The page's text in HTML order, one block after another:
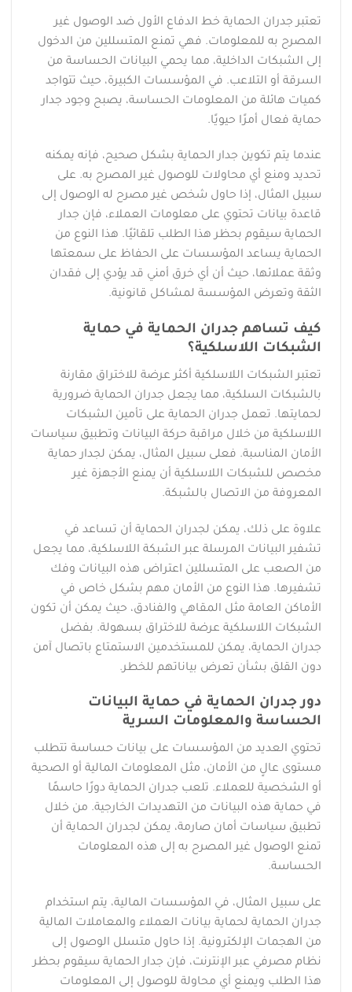
تعتبر جدران الحماية خط الدفاع الأول ضد الوصول غير
المصرح به للمعلومات. فهي تمنع المتسللين من الدخول
إلى الشبكات الداخلية، مما يحمي البيانات الحساسة من
السرقة أو التلاعب. في المؤسسات الكبيرة، حيث تتواجد
كميات هائلة من المعلومات الحساسة، يصبح وجود جدار
حماية فعال أمرًا حيويًا.
عندما يتم تكوين جدار الحماية بشكل صحيح، فإنه يمكنه
تحديد ومنع أي محاولات للوصول غير المصرح به. على
سبيل المثال، إذا حاول شخص غير مصرح له الوصول إلى
قاعدة بيانات تحتوي على معلومات العملاء، فإن جدار
الحماية سيقوم بحظر هذا الطلب تلقائيًا. هذا النوع من
الحماية يساعد المؤسسات على الحفاظ على سمعتها
وثقة عملائها، حيث أن أي خرق أمني قد يؤدي إلى فقدان
الثقة وتعرض المؤسسة لمشاكل قانونية.
كيف تساهم جدران الحماية في حماية
الشبكات اللاسلكية؟
تعتبر الشبكات اللاسلكية أكثر عرضة للاختراق مقارنة
بالشبكات السلكية، مما يجعل جدران الحماية ضرورية
لحمايتها. تعمل جدران الحماية على تأمين الشبكات
اللاسلكية من خلال مراقبة حركة البيانات وتطبيق سياسات
الأمان المناسبة. فعلى سبيل المثال، يمكن لجدار حماية
مخصص للشبكات اللاسلكية أن يمنع الأجهزة غير
المعروفة من الاتصال بالشبكة.
علاوة على ذلك، يمكن لجدران الحماية أن تساعد في
تشفير البيانات المرسلة عبر الشبكة اللاسلكية، مما يجعل
من الصعب على المتسللين اعتراض هذه البيانات وفك
تشفيرها. هذا النوع من الأمان مهم بشكل خاص في
الأماكن العامة مثل المقاهي والفنادق، حيث يمكن أن تكون
الشبكات اللاسلكية عرضة للاختراق بسهولة. بفضل
جدران الحماية، يمكن للمستخدمين الاستمتاع باتصال آمن
دون القلق بشأن تعرض بياناتهم للخطر.
دور جدران الحماية في حماية البيانات
الحساسة والمعلومات السرية
تحتوي العديد من المؤسسات على بيانات حساسة تتطلب
مستوى عالٍ من الأمان، مثل المعلومات المالية أو الصحية
أو الشخصية للعملاء. تلعب جدران الحماية دورًا حاسمًا
في حماية هذه البيانات من التهديدات الخارجية. من خلال
تطبيق سياسات أمان صارمة، يمكن لجدران الحماية أن
تمنع الوصول غير المصرح به إلى هذه المعلومات
الحساسة.
على سبيل المثال، في المؤسسات المالية، يتم استخدام
جدران الحماية لحماية بيانات العملاء والمعاملات المالية
من الهجمات الإلكترونية. إذا حاول متسلل الوصول إلى
نظام مصرفي عبر الإنترنت، فإن جدار الحماية سيقوم بحظر
هذا الطلب ويمنع أي محاولة للوصول إلى المعلومات